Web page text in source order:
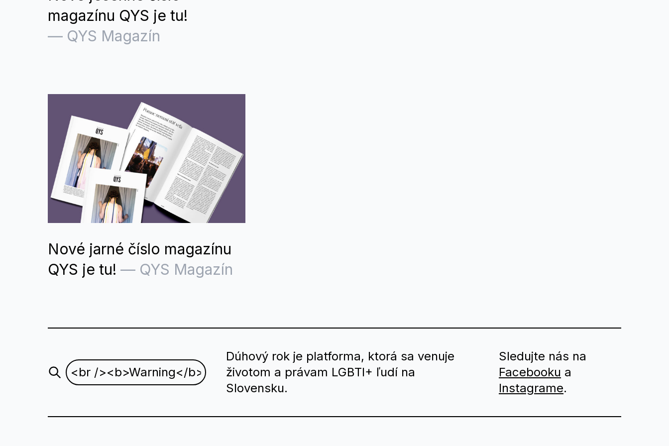
magazínu QYS je tu!
— QYS Magazín
Nové jarné číslo magazínu
QYS je tu! — QYS Magazín
Dúhový rok je platforma, ktorá sa venuje
životom a právam LGBTI+ ľudí na
Slovensku.
Sledujte nás na
Facebooku a
Instagrame.